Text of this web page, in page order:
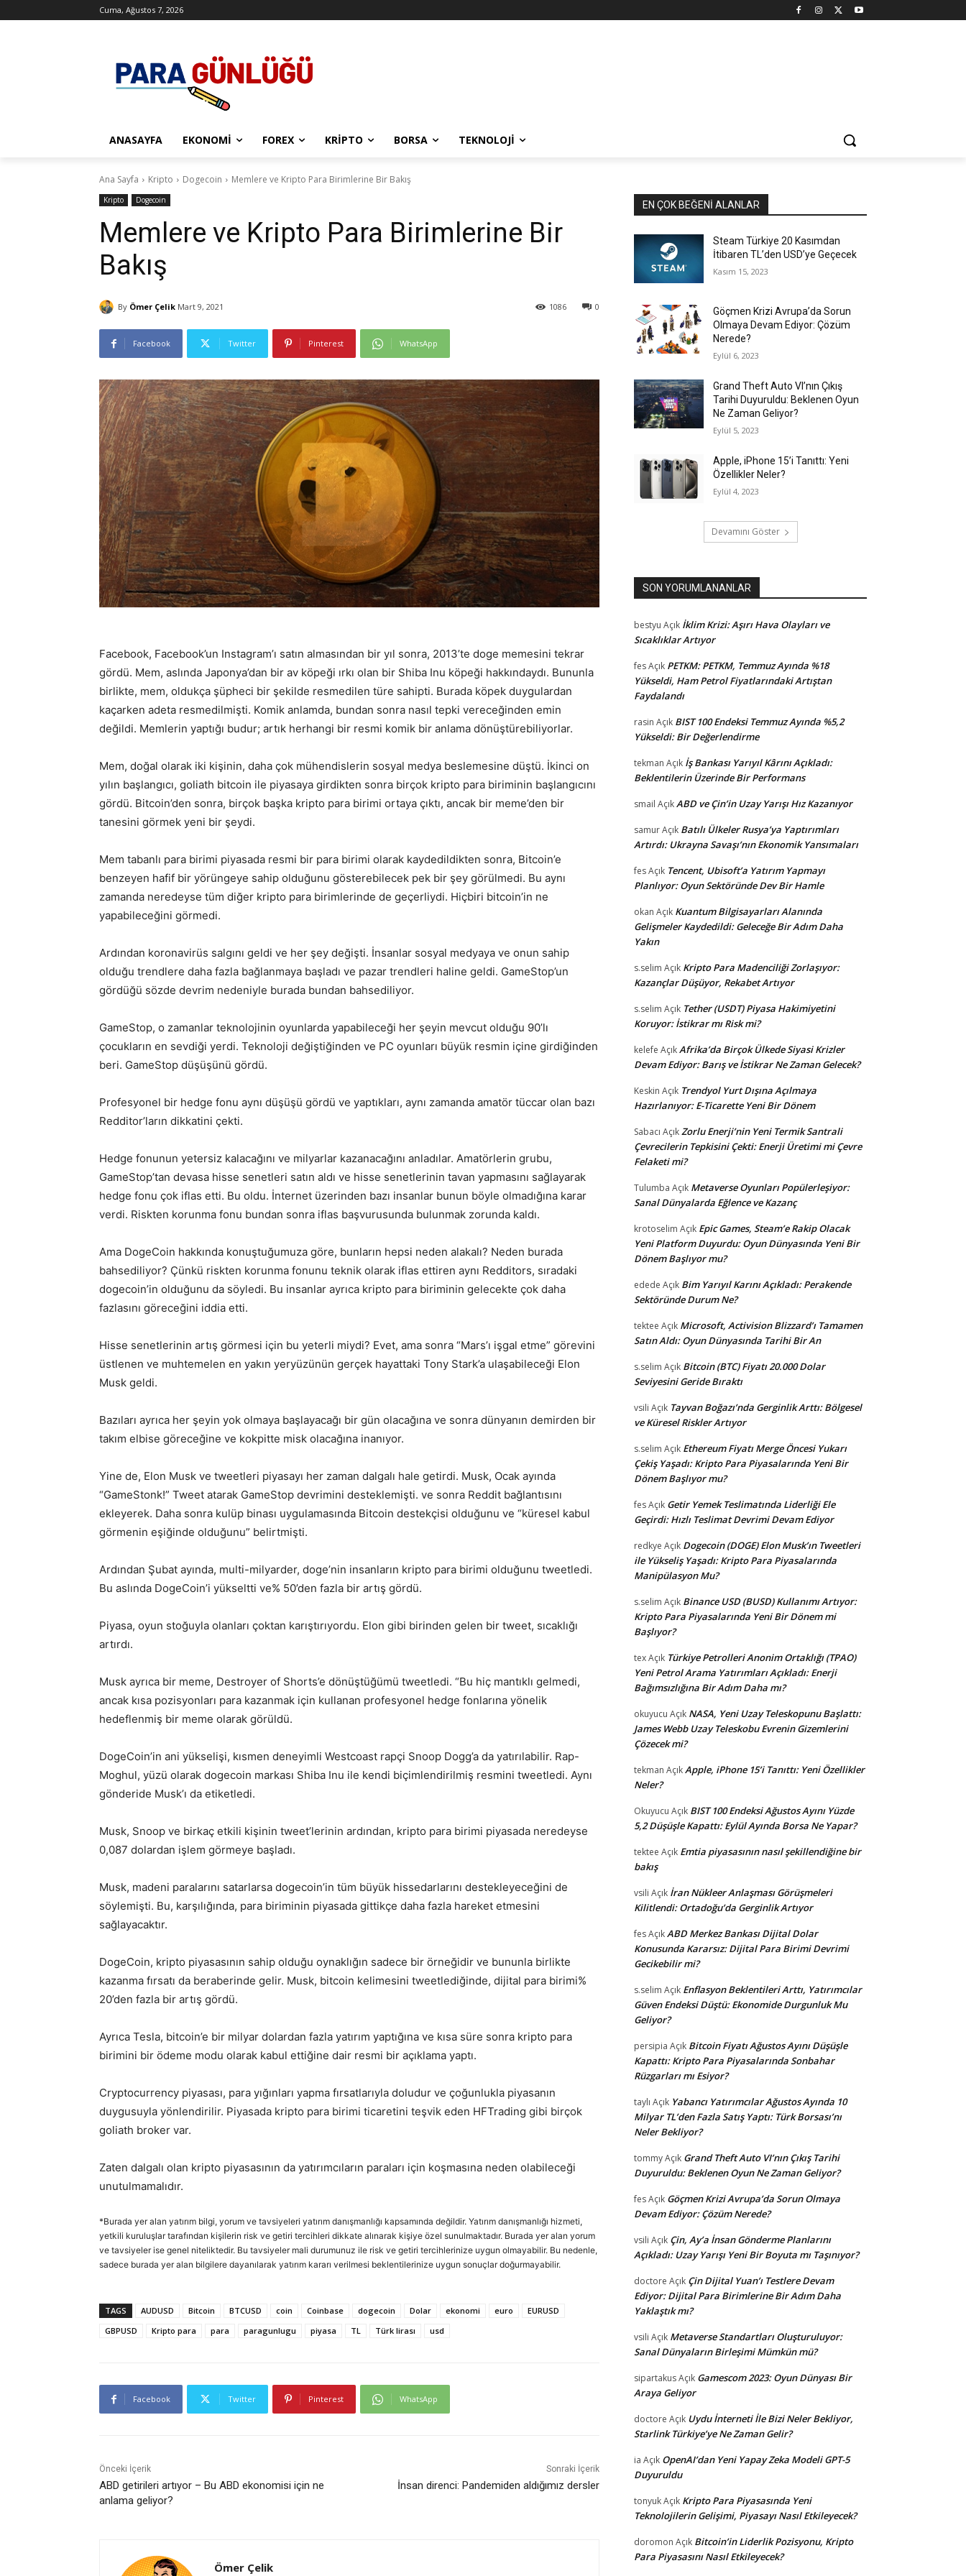
Cuma, Ağustos 7, 2026
ANASAYFA EKONOMI FOREX KRIPTO BORSA TEKNOLOJI
Ana Sayfa Kripto Dogecoin Memlere ve Kripto Para Birimlerine Bir Bakış
Kripto Dogecoin
Memlere ve Kripto Para Birimlerine Bir
Bakış
By Ömer Çelik Mart 9, 2021 0
1086
Facebook Twitter Pinterest WhatsApp
Facebook, Facebook’un Instagram’ı satın almasından bir yıl sonra, 2013’te doge memesini tekrar
gördü. Mem, aslında Japonya’dan bir av köpeği ırkı olan bir Shiba Inu köpeği hakkındaydı. Bununla
birlikte, mem, oldukça şüpheci bir şekilde resmedilen türe sahipti. Burada köpek duygulardan
kaçarken adeta resmedilmişti. Komik anlamda, bundan sonra nasıl tepki vereceğinden emin
değildi. Memlerin yaptığı budur; artık herhangi bir resmi komik bir anlama dönüştürebiliyorlar.
Mem, doğal olarak iki kişinin, daha çok mühendislerin sosyal medya beslemesine düştü. İkinci on
yılın başlangıcı, goliath bitcoin ile piyasaya girdikten sonra birçok kripto para biriminin başlangıcını
gördü. Bitcoin’den sonra, birçok başka kripto para birimi ortaya çıktı, ancak bir meme’den bir
tanesini görmek yeni bir şeydi.
Mem tabanlı para birimi piyasada resmi bir para birimi olarak kaydedildikten sonra, Bitcoin’e
benzeyen hafif bir yörüngeye sahip olduğunu gösterebilecek pek bir şey görülmedi. Bu aynı
zamanda neredeyse tüm diğer kripto para birimlerinde de geçerliydi. Hiçbiri bitcoin’in ne
yapabileceğini görmedi.
Ardından koronavirüs salgını geldi ve her şey değişti. İnsanlar sosyal medyaya ve onun sahip
olduğu trendlere daha fazla bağlanmaya başladı ve pazar trendleri haline geldi. GameStop’un
gördüğü sözde devrim nedeniyle burada bundan bahsediliyor.
GameStop, o zamanlar teknolojinin oyunlarda yapabileceği her şeyin mevcut olduğu 90’lı
çocukların en sevdiği yerdi. Teknoloji değiştiğinden ve PC oyunları büyük resmin içine girdiğinden
beri. GameStop düşüşünü gördü.
Profesyonel bir hedge fonu aynı düşüşü gördü ve yaptıkları, aynı zamanda amatör tüccar olan bazı
Redditor’ların dikkatini çekti.
Hedge fonunun yetersiz kalacağını ve milyarlar kazanacağını anladılar. Amatörlerin grubu,
GameStop’tan devasa hisse senetleri satın aldı ve hisse senetlerinin tavan yapmasını sağlayarak
hedge fonu çok iflas etti. Bu oldu. İnternet üzerinden bazı insanlar bunun böyle olmadığına karar
verdi. Riskten korunma fonu bundan sonra iflas başvurusunda bulunmak zorunda kaldı.
Ama DogeCoin hakkında konuştuğumuza göre, bunların hepsi neden alakalı? Neden burada
bahsediliyor? Çünkü riskten korunma fonunu teknik olarak iflas ettiren aynı Redditors, sıradaki
dogecoin’in olduğunu da söyledi. Bu insanlar ayrıca kripto para biriminin gelecekte çok daha
fazlasını göreceğini iddia etti.
Hisse senetlerinin artış görmesi için bu yeterli miydi? Evet, ama sonra “Mars’ı işgal etme” görevini
üstlenen ve muhtemelen en yakın yeryüzünün gerçek hayattaki Tony Stark’a ulaşabileceği Elon
Musk geldi.
Bazıları ayrıca her şeyin yok olmaya başlayacağı bir gün olacağına ve sonra dünyanın demirden bir
takım elbise göreceğine ve kokpitte misk olacağına inanıyor.
Yine de, Elon Musk ve tweetleri piyasayı her zaman dalgalı hale getirdi. Musk, Ocak ayında
“GameStonk!” Tweet atarak GameStop devrimini desteklemişti. ve sonra Reddit bağlantısını
ekleyerek. Daha sonra kulüp binası uygulamasında Bitcoin destekçisi olduğunu ve “küresel kabul
görmenin eşiğinde olduğunu” belirtmişti.
Ardından Şubat ayında, multi-milyarder, doge’nin insanların kripto para birimi olduğunu tweetledi.
Bu aslında DogeCoin’i yükseltti ve% 50’den fazla bir artış gördü.
Piyasa, oyun stoğuyla olanları çoktan karıştırıyordu. Elon gibi birinden gelen bir tweet, sıcaklığı
artırdı.
Musk ayrıca bir meme, Destroyer of Shorts’e dönüştüğümü tweetledi. “Bu hiç mantıklı gelmedi,
ancak kısa pozisyonları para kazanmak için kullanan profesyonel hedge fonlarına yönelik
hedeflenmiş bir meme olarak görüldü.
DogeCoin’in ani yükselişi, kısmen deneyimli Westcoast rapçi Snoop Dogg’a da yatırılabilir. Rap-
Moghul, yüzü olarak dogecoin markası Shiba Inu ile kendi biçimlendirilmiş resmini tweetledi. Aynı
gönderide Musk’ı da etiketledi.
Musk, Snoop ve birkaç etkili kişinin tweet’lerinin ardından, kripto para birimi piyasada neredeyse
0,087 dolardan işlem görmeye başladı.
Musk, madeni paralarını satarlarsa dogecoin’in tüm büyük hissedarlarını destekleyeceğini de
söylemişti. Bu, karşılığında, para biriminin piyasada gittikçe daha fazla hareket etmesini
sağlayacaktır.
DogeCoin, kripto piyasasının sahip olduğu oynaklığın sadece bir örneğidir ve bununla birlikte
kazanma fırsatı da beraberinde gelir. Musk, bitcoin kelimesini tweetlediğinde, dijital para birimi%
20’den fazla bir artış gördü.
Ayrıca Tesla, bitcoin’e bir milyar dolardan fazla yatırım yaptığına ve kısa süre sonra kripto para
birimini bir ödeme modu olarak kabul ettiğine dair resmi bir açıklama yaptı.
Cryptocurrency piyasası, para yığınları yapma fırsatlarıyla doludur ve çoğunlukla piyasanın
duygusuyla yönlendirilir. Piyasada kripto para birimi ticaretini teşvik eden HFTrading gibi birçok
goliath broker var.
Zaten dalgalı olan kripto piyasasının da yatırımcıların paraları için koşmasına neden olabileceği
unutulmamalıdır.
*Burada yer alan yatırım bilgi, yorum ve tavsiyeleri yatırım danışmanlığı kapsamında değildir. Yatırım danışmanlığı hizmeti,
yetkili kuruluşlar tarafından kişilerin risk ve getiri tercihleri dikkate alınarak kişiye özel sunulmaktadır. Burada yer alan yorum
ve tavsiyeler ise genel niteliktedir. Bu tavsiyeler mali durumunuz ile risk ve getiri tercihlerinize uygun olmayabilir. Bu nedenle,
sadece burada yer alan bilgilere dayanılarak yatırım kararı verilmesi beklentilerinize uygun sonuçlar doğurmayabilir.
TAGS AUDUSD Bitcoin BTCUSD coin Coinbase dogecoin Dolar ekonomi euro
EURUSD
GBPUSD
Kripto para para paragunlugu piyasa TL Türk lirası usd
Facebook Twitter Pinterest WhatsApp
Önceki İçerik
ABD getirileri artıyor – Bu ABD ekonomisi için ne
anlama geliyor?
Sonraki İçerik
İnsan direnci: Pandemiden aldığımız dersler
Ömer Çelik
EN ÇOK BEĞENI ALANLAR
Steam Türkiye 20 Kasımdan
İtibaren TL’den USD’ye Geçecek
Kasım 15, 2023
Göçmen Krizi Avrupa’da Sorun
Olmaya Devam Ediyor: Çözüm
Nerede?
Eylül 6, 2023
Grand Theft Auto VI’nın Çıkış
Tarihi Duyuruldu: Beklenen Oyun
Ne Zaman Geliyor?
Eylül 5, 2023
Apple, iPhone 15’i Tanıttı: Yeni
Özellikler Neler?
Eylül 4, 2023
Devamını Göster
SON YORUMLANANLAR
bestyu Açık İklim Krizi: Aşırı Hava Olayları ve
Sıcaklıklar Artıyor
fesAçık PETKM: PETKM, Temmuz Ayında %18
Yükseldi, Ham Petrol Fiyatlarındaki Artıştan
Faydalandı
rasin Açık BIST 100 Endeksi Temmuz Ayında %5,2
Yükseldi: Bir Değerlendirme
tekman Açık İş Bankası Yarıyıl Kârını Açıkladı:
Beklentilerin Üzerinde Bir Performans
smail AçıkABD ve Çin’in Uzay Yarışı Hız Kazanıyor
samurAçık Batılı Ülkeler Rusya’ya Yaptırımları
Artırdı: Ukrayna Savaşı’nın Ekonomik Yansımaları
fesAçık Tencent, Ubisoft’a Yatırım Yapmayı
Planlıyor: Oyun Sektöründe Dev Bir Hamle
okan Açık Kuantum Bilgisayarları Alanında
Gelişmeler Kaydedildi: Geleceğe Bir Adım Daha
Yakın
s.selim Açık Kripto Para Madenciliği Zorlaşıyor:
Kazançlar Düşüyor, Rekabet Artıyor
s.selim Açık Tether (USDT) Piyasa Hakimiyetini
Koruyor: İstikrar mı Risk mi?
kelefe AçıkAfrika’da Birçok Ülkede Siyasi Krizler
Devam Ediyor: Barış ve İstikrar Ne Zaman Gelecek?
Keskin Açık Trendyol Yurt Dışına Açılmaya
Hazırlanıyor: E-Ticarette Yeni Bir Dönem
Sabacı AçıkZorlu Enerji’nin Yeni Termik Santrali
Çevrecilerin Tepkisini Çekti: Enerji Üretimi mi Çevre
Felaketi mi?
Tulumba Açık Metaverse Oyunları Popülerleşiyor:
Sanal Dünyalarda Eğlence ve Kazanç
krotoselim Açık Epic Games, Steam’e Rakip Olacak
Yeni Platform Duyurdu: Oyun Dünyasında Yeni Bir
Dönem Başlıyor mu?
edede Açık Bim Yarıyıl Karını Açıkladı: Perakende
Sektöründe Durum Ne?
tektee Açık Microsoft, Activision Blizzard’ı Tamamen
Satın Aldı: Oyun Dünyasında Tarihi Bir An
s.selim Açık Bitcoin (BTC) Fiyatı 20.000 Dolar
Seviyesini Geride Bıraktı
vsili Açık Tayvan Boğazı’nda Gerginlik Arttı: Bölgesel
ve Küresel Riskler Artıyor
s.selim Açık Ethereum Fiyatı Merge Öncesi Yukarı
Çekiş Yaşadı: Kripto Para Piyasalarında Yeni Bir
Dönem Başlıyor mu?
fesAçık Getir Yemek Teslimatında Liderliği Ele
Geçirdi: Hızlı Teslimat Devrimi Devam Ediyor
redkye Açık Dogecoin (DOGE) Elon Musk’ın Tweetleri
ile Yükseliş Yaşadı: Kripto Para Piyasalarında
Manipülasyon Mu?
s.selim Açık Binance USD (BUSD) Kullanımı Artıyor:
Kripto Para Piyasalarında Yeni Bir Dönem mi
Başlıyor?
texAçık Türkiye Petrolleri Anonim Ortaklığı (TPAO)
Yeni Petrol Arama Yatırımları Açıkladı: Enerji
Bağımsızlığına Bir Adım Daha mı?
okuyucu Açık NASA, Yeni Uzay Teleskopunu Başlattı:
James Webb Uzay Teleskobu Evrenin Gizemlerini
Çözecek mi?
tekman AçıkApple, iPhone 15’i Tanıttı: Yeni Özellikler
Neler?
Okuyucu Açık BIST 100 Endeksi Ağustos Ayını Yüzde
5,2 Düşüşle Kapattı: Eylül Ayında Borsa Ne Yapar?
tektee Açık Emtia piyasasının nasıl şekillendiğine bir
bakış
vsili Açık İran Nükleer Anlaşması Görüşmeleri
Kilitlendi: Ortadoğu’da Gerginlik Artıyor
fesAçıkABD Merkez Bankası Dijital Dolar
Konusunda Kararsız: Dijital Para Birimi Devrimi
Gecikebilir mi?
s.selim Açık Enflasyon Beklentileri Arttı, Yatırımcılar
Güven Endeksi Düştü: Ekonomide Durgunluk Mu
Geliyor?
persipia Açık Bitcoin Fiyatı Ağustos Ayını Düşüşle
Kapattı: Kripto Para Piyasalarında Sonbahar
Rüzgarları mı Esiyor?
taylı Açık Yabancı Yatırımcılar Ağustos Ayında 10
Milyar TL’den Fazla Satış Yaptı: Türk Borsası’nı
Neler Bekliyor?
tommyAçık Grand Theft Auto VI’nın Çıkış Tarihi
Duyuruldu: Beklenen Oyun Ne Zaman Geliyor?
fesAçık Göçmen Krizi Avrupa’da Sorun Olmaya
Devam Ediyor: Çözüm Nerede?
vsili Açık Çin, Ay’a İnsan Gönderme Planlarını
Açıkladı: Uzay Yarışı Yeni Bir Boyuta mı Taşınıyor?
doctore Açık Çin Dijital Yuan’ı Testlere Devam
Ediyor: Dijital Para Birimlerine Bir Adım Daha
Yaklaştık mı?
vsili Açık Metaverse Standartları Oluşturuluyor:
Sanal Dünyaların Birleşimi Mümkün mü?
sipartakusAçık Gamescom 2023: Oyun Dünyası Bir
Araya Geliyor
doctore Açık Uydu İnterneti İle Bizi Neler Bekliyor,
Starlink Türkiye’ye Ne Zaman Gelir?
ia Açık OpenAI’dan Yeni Yapay Zeka Modeli GPT-5
Duyuruldu
tonyukAçık Kripto Para Piyasasında Yeni
Teknolojilerin Gelişimi, Piyasayı Nasıl Etkileyecek?
doromon Açık Bitcoin’in Liderlik Pozisyonu, Kripto
Para Piyasasını Nasıl Etkileyecek?